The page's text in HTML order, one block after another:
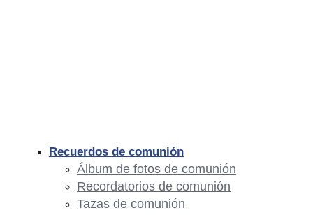
Recuerdos de comunión
Álbum de fotos de comunión
Recordatorios de comunión
Tazas de comunión